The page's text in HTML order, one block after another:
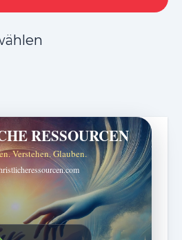
RESSOURCEN
Verstehen. Glauben.